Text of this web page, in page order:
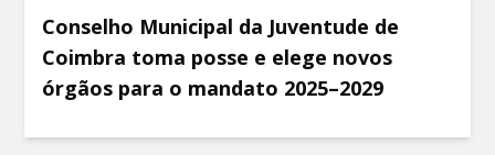
Conselho Municipal da Juventude de
Coimbra toma posse e elege novos
órgãos para o mandato 2025–2029